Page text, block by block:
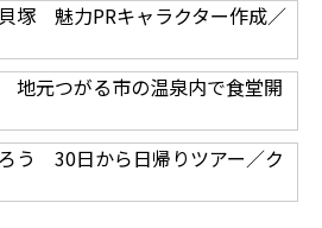
塚 魅力PRキャラクター作成／
元つがる市の温泉内で食堂開
う 30日から日帰りツアー／ク